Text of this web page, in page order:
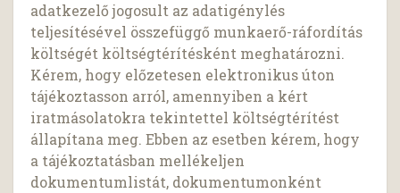
adatkezelő jogosult az adatigénylés
teljesítésével összefüggő munkaerő-ráfordítás
költségét költségtérítésként meghatározni.
Kérem, hogy előzetesen elektronikus úton
tájékoztasson arról, amennyiben a kért
iratmásolatokra tekintettel költségtérítést
állapítana meg. Ebben az esetben kérem, hogy
a tájékoztatásban mellékeljen
dokumentumlistát, dokumentumonként